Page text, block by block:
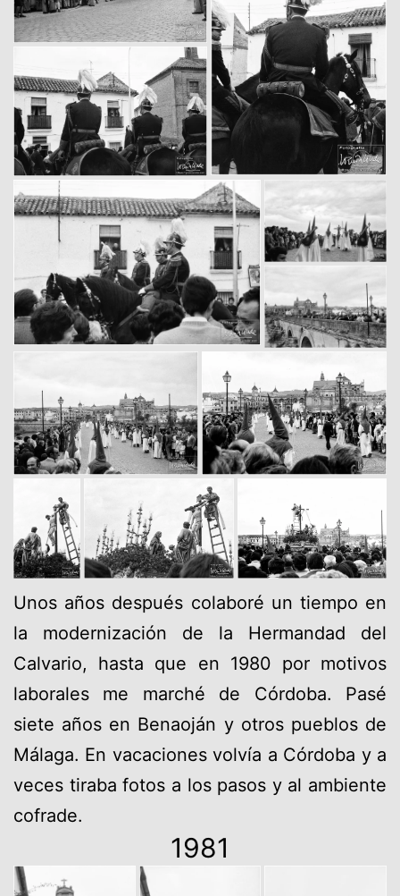
Unos años después colaboré un tiempo en
la modernización de la Hermandad del
Calvario, hasta que en 1980 por motivos
laborales me marché de Córdoba. Pasé
siete años en Benaoján y otros pueblos de
Málaga. En vacaciones volvía a Córdoba y a
veces tiraba fotos a los pasos y al ambiente
cofrade.
1981